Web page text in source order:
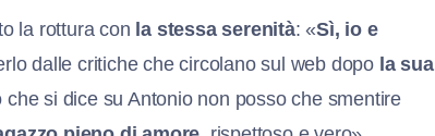
la rottura con la stessa serenità: «Sì, io e
dalle critiche che circolano sul web dopo la sua
che si dice su Antonio non posso che smentire